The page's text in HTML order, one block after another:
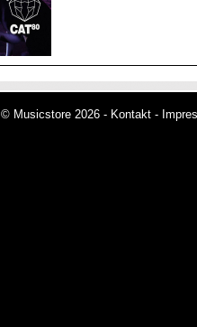
© Musicstore 2026 - Kontakt -